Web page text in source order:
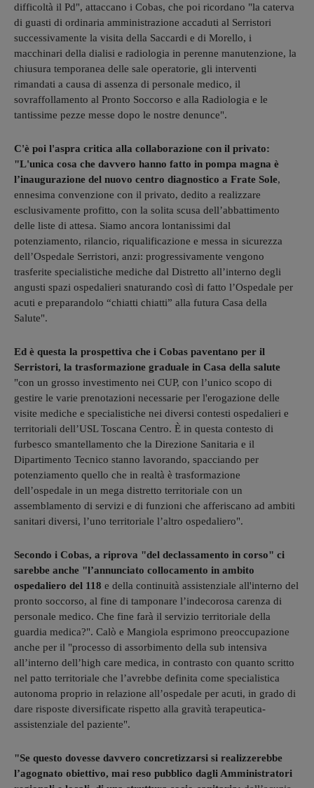
difficoltà il Pd", attaccano i Cobas, che poi ricordano "la caterva
di guasti di ordinaria amministrazione accaduti al Serristori
successivamente la visita della Saccardi e di Morello, i
macchinari della dialisi e radiologia in perenne manutenzione, la
chiusura temporanea delle sale operatorie, gli interventi
rimandati a causa di assenza di personale medico, il
sovraffollamento al Pronto Soccorso e alla Radiologia e le
tantissime pezze messe dopo le nostre denunce".
C'è poi l'aspra critica alla collaborazione con il privato:
"L'unica cosa che davvero hanno fatto in pompa magna è
l’inaugurazione del nuovo centro diagnostico a Frate Sole,
ennesima convenzione con il privato, dedito a realizzare
esclusivamente profitto, con la solita scusa dell’abbattimento
delle liste di attesa. Siamo ancora lontanissimi dal
potenziamento, rilancio, riqualificazione e messa in sicurezza
dell’Ospedale Serristori, anzi: progressivamente vengono
trasferite specialistiche mediche dal Distretto all’interno degli
angusti spazi ospedalieri snaturando così di fatto l’Ospedale per
acuti e preparandolo “chiatti chiatti” alla futura Casa della
Salute".
Ed è questa la prospettiva che i Cobas paventano per il
Serristori, la trasformazione graduale in Casa della salute
"con un grosso investimento nei CUP, con l’unico scopo di
gestire le varie prenotazioni necessarie per l'erogazione delle
visite mediche e specialistiche nei diversi contesti ospedalieri e
territoriali dell’USL Toscana Centro. È in questa contesto di
furbesco smantellamento che la Direzione Sanitaria e il
Dipartimento Tecnico stanno lavorando, spacciando per
potenziamento quello che in realtà è trasformazione
dell’ospedale in un mega distretto territoriale con un
assemblamento di servizi e di funzioni che afferiscano ad ambiti
sanitari diversi, l’uno territoriale l’altro ospedaliero".
Secondo i Cobas, a riprova "del declassamento in corso" ci
sarebbe anche "l’annunciato collocamento in ambito
ospedaliero del 118 e della continuità assistenziale all'interno del
pronto soccorso, al fine di tamponare l’indecorosa carenza di
personale medico. Che fine farà il servizio territoriale della
guardia medica?". Calò e Mangiola esprimono preoccupazione
anche per il "processo di assorbimento della sub intensiva
all’interno dell’high care medica, in contrasto con quanto scritto
nel patto territoriale che l’avrebbe definita come specialistica
autonoma proprio in relazione all’ospedale per acuti, in grado di
dare risposte diversificate rispetto alla gravità terapeutica-
assistenziale del paziente".
"Se questo dovesse davvero concretizzarsi si realizzerebbe
l’agognato obiettivo, mai reso pubblico dagli Amministratori